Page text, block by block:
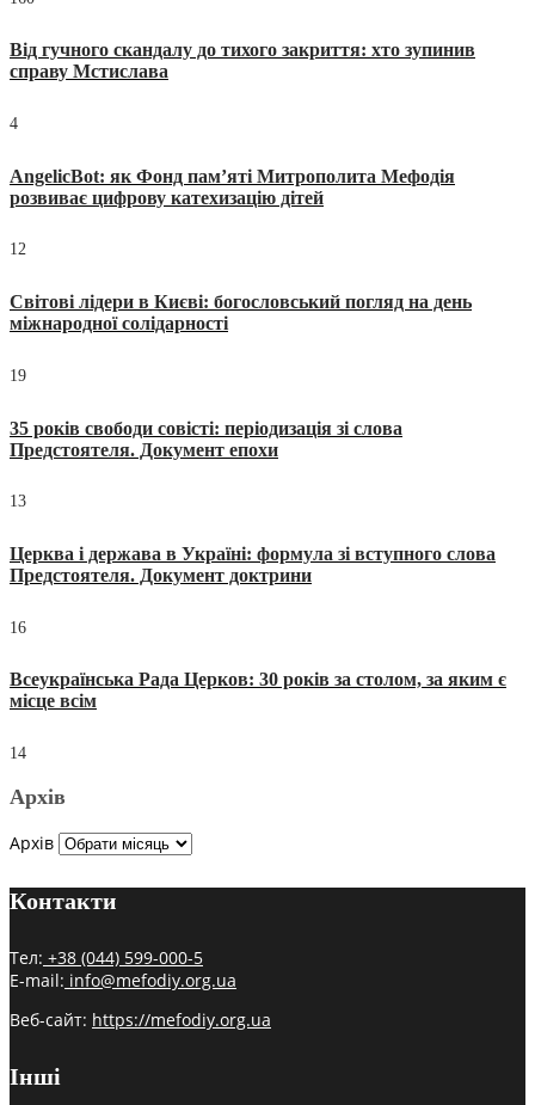
Від гучного скандалу до тихого закриття: хто зупинив
справу Мстислава
4
AngelicBot: як Фонд пам’яті Митрополита Мефодія
розвиває цифрову катехизацію дітей
12
Світові лідери в Києві: богословський погляд на день
міжнародної солідарності
19
35 років свободи совісті: періодизація зі слова
Предстоятеля. Документ епохи
13
Церква і держава в Україні: формула зі вступного слова
Предстоятеля. Документ доктрини
16
Всеукраїнська Рада Церков: 30 років за столом, за яким є
місце всім
14
Архів
Архів
Контакти
Тел: +38 (044) 599-000-5
E-mail: info@mefodiy.org.ua
Веб-сайт: https://mefodiy.org.ua
Інші